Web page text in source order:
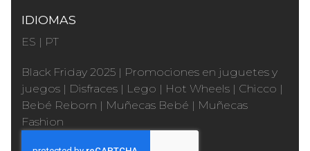
IDIOMAS
ES | PT
Black Friday 2025 | Promociones en juguetes y
juegos | Disfraces | Lego | Hot Wheels | Chicco |
Bebé Reborn | Muñecas Bebé | Muñecas
Fashion